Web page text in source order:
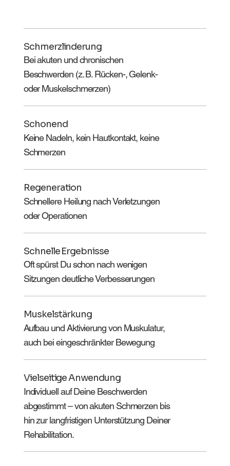
Schmerzlinderung
Bei akuten und chronischen
Beschwerden (z. B. Rücken-, Gelenk-
oder Muskelschmerzen)
Schonend
Keine Nadeln, kein Hautkontakt, keine
Schmerzen
Regeneration
Schnellere Heilung nach Verletzungen
oder Operationen
Schnelle Ergebnisse
Oft spürst Du schon nach wenigen
Sitzungen deutliche Verbesserungen
Muskelstärkung
Aufbau und Aktivierung von Muskulatur,
auch bei eingeschränkter Bewegung
Vielseitige Anwendung
Individuell auf Deine Beschwerden
abgestimmt – von akuten Schmerzen bis
hin zur langfristigen Unterstützung Deiner
Rehabilitation.